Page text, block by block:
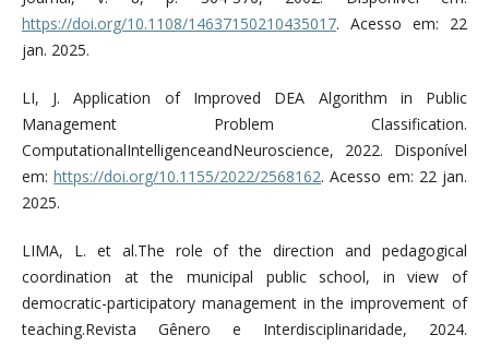
https://doi.org/10.1108/14637150210435017. Acesso em: 22
jan. 2025.
LI, J. Application of Improved DEA Algorithm in Public
Management Problem Classification.
ComputationalIntelligenceandNeuroscience, 2022. Disponível
em:https://doi.org/10.1155/2022/2568162. Acesso em: 22 jan.
2025.
LIMA, L. et al.The role of the direction and pedagogical
coordination at the municipal public school, in view of
democratic-participatory management in the improvement of
teaching.Revista Gênero e Interdisciplinaridade, 2024.